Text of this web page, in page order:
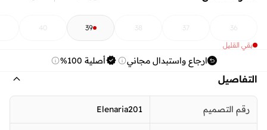
36
37
38
39
40
بقي القليل
ارجاع واستبدال مجاني أصلية 100%
التفاصيل
رقم التصميم Elenaria201